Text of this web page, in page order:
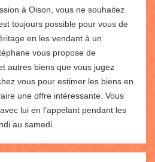
à Oison, vous ne souhaitez
toujours possible pour vous de
en les vendant à un
vous propose de
autres biens que vous jugez
vous pour estimer les biens en
une offre intéressante. Vous
lui en l’appelant pendant les
au samedi.